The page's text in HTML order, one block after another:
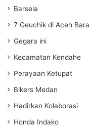
Barsela
7 Geuchik di Aceh
Gegara ini
Kecamatan Kendahe
Perayaan Ketupat
Bikers Medan
Hadirkan Kolaborasi
Honda Indako